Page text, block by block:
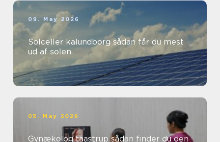
09. May 2026
Solceller kalundborg sådan får du mest
ud af solen
05. May 2026
Gynækolog taastrup sådan finder du den